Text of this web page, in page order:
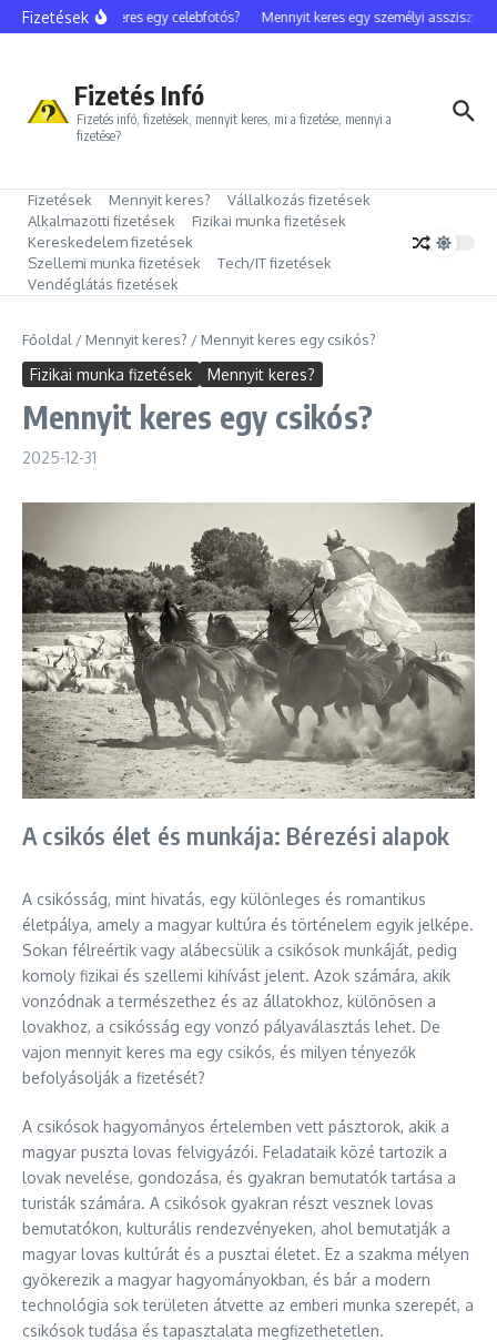
Ugrás a tartalomhoz
Fizetések
Mennyit keres egy celebfotós? Mennyit keres egy személyi asszisztens?
Fizetés Infó
Fizetés infó, fizetések, mennyit keres, mi a fizetése, mennyi a
fizetése?
Fizetések Mennyit keres?
Vállalkozás fizetések
Alkalmazotti fizetések
Fizikai munka fizetések
Kereskedelem fizetések
Szellemi munka fizetések
Tech/IT fizetések
Vendéglátás fizetések
Főoldal / Mennyit keres? / Mennyit keres egy csikós?
Fizikai munka fizetések Mennyit keres?
Mennyit keres egy csikós?
2025-12-31
A csikós élet és munkája: Bérezési alapok
A csikósság, mint hivatás, egy különleges és romantikus
életpálya, amely a magyar kultúra és történelem egyik jelképe.
Sokan félreértik vagy alábecsülik a csikósok munkáját, pedig
komoly fizikai és szellemi kihívást jelent. Azok számára, akik
vonzódnak a természethez és az állatokhoz, különösen a
lovakhoz, a csikósság egy vonzó pályaválasztás lehet. De
vajon mennyit keres ma egy csikós, és milyen tényezők
befolyásolják a fizetését?
A csikósok hagyományos értelemben vett pásztorok, akik a
magyar puszta lovas felvigyázói. Feladataik közé tartozik a
lovak nevelése, gondozása, és gyakran bemutatók tartása a
turisták számára. A csikósok gyakran részt vesznek lovas
bemutatókon, kulturális rendezvényeken, ahol bemutatják a
magyar lovas kultúrát és a pusztai életet. Ez a szakma mélyen
gyökerezik a magyar hagyományokban, és bár a modern
technológia sok területen átvette az emberi munka szerepét, a
csikósok tudása és tapasztalata megfizethetetlen.